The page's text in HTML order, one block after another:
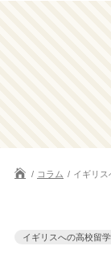
コラム イギリス
イギリスへの高校留学